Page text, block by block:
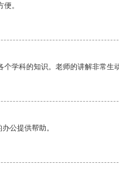
。
学科的知识。老师的讲解非常生
公提供帮助。